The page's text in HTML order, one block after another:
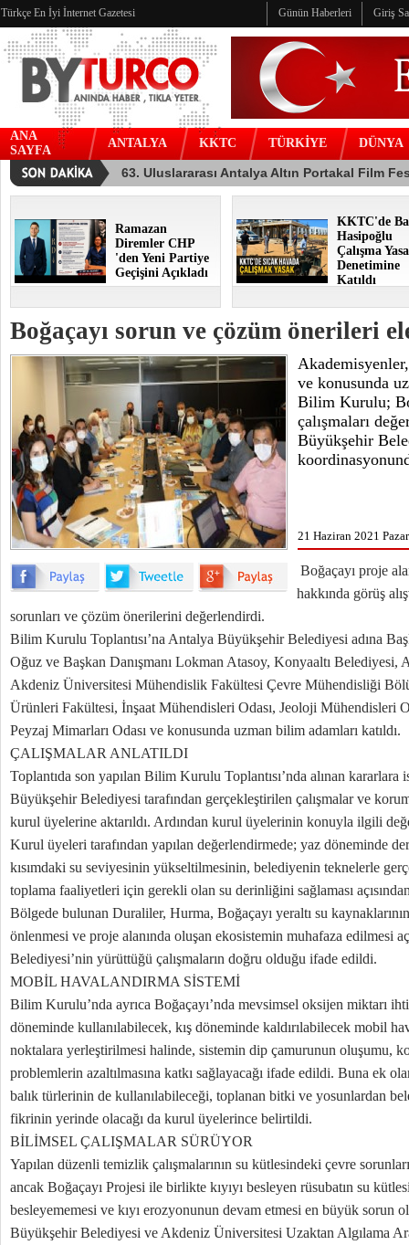
Türkçe En İyi İnternet Gazetesi Günün Haberleri Giriş
ANA
SAYFA
ANTALYA KKTC TÜRKİYE DÜNYA
Ramazan
Diremler CHP
'den Yeni Partiye
Geçişini Açıkladı
KKTC'de
Hasipoğlu
Çalışma
Denetimine
Katıldı
Boğaçayı sorun ve çözüm önerileri
ve konusunda
Bilim Kurulu;
çalışmaları
Büyükşehir
21 Haziran 2021
Boğaçayı proje
hakkında görüş
sorunları ve çözüm önerilerini değerlendirdi.
Bilim Kurulu Toplantısı’na Antalya Büyükşehir Belediyesi adına
Oğuz ve Başkan Danışmanı Lokman Atasoy, Konyaaltı
Akdeniz Üniversitesi Mühendislik Fakültesi Çevre Mühendisliği
Ürünleri Fakültesi, İnşaat Mühendisleri Odası, Jeoloji Mühendisleri
Peyzaj Mimarları Odası ve konusunda uzman bilim adamları katıldı.
ÇALIŞMALAR ANLATILDI
Toplantıda son yapılan Bilim Kurulu Toplantısı’nda alınan kararlara
Büyükşehir Belediyesi tarafından gerçekleştirilen çalışmalar ve
kurul üyelerine aktarıldı. Ardından kurul üyelerinin konuyla ilgili
Kurul üyeleri tarafından yapılan değerlendirmede; yaz döneminde
kısımdaki su seviyesinin yükseltilmesinin, belediyenin teknelerle
toplama faaliyetleri için gerekli olan su derinliğini sağlaması
Bölgede bulunan Duraliler, Hurma, Boğaçayı yeraltı su
önlenmesi ve proje alanında oluşan ekosistemin muhafaza edilmesi
Belediyesi’nin yürüttüğü çalışmaların doğru olduğu ifade edildi.
MOBİL HAVALANDIRMA SİSTEMİ
Bilim Kurulu’nda ayrıca Boğaçayı’nda mevsimsel oksijen miktarı
döneminde kullanılabilecek, kış döneminde kaldırılabilecek mobil
noktalara yerleştirilmesi halinde, sistemin dip çamurunun oluşumu,
problemlerin azaltılmasına katkı sağlayacağı ifade edildi. Buna ek
balık türlerinin de kullanılabileceği, toplanan bitki ve yosunlardan
fikrinin yerinde olacağı da kurul üyelerince belirtildi.
BİLİMSEL ÇALIŞMALAR SÜRÜYOR
Yapılan düzenli temizlik çalışmalarının su kütlesindeki çevre
ancak Boğaçayı Projesi ile birlikte kıyıyı besleyen rüsubatın su
besleyememesi ve kıyı erozyonunun devam etmesi en büyük sorun
Büyükşehir Belediyesi ve Akdeniz Üniversitesi Uzaktan Algılama